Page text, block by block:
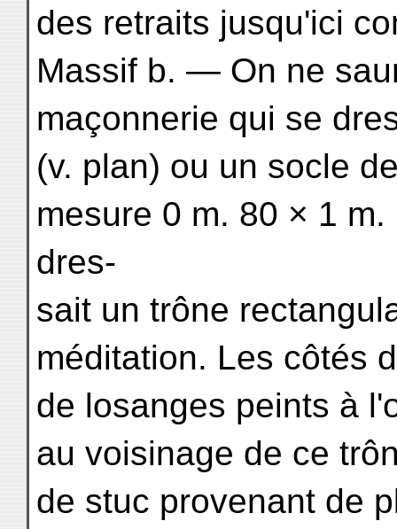
des retraits jusqu'ici
Massif b. — On ne
maçonnerie qui se
(v. plan) ou un socle
mesure 0 m. 80 × 1
dres-
sait un trône
méditation. Les côtés
de losanges peints à
au voisinage de ce
de stuc provenant de